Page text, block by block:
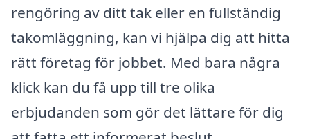
rengöring av ditt tak eller en fullständig
takomläggning, kan vi hjälpa dig att hitta
rätt företag för jobbet. Med bara några
klick kan du få upp till tre olika
erbjudanden som gör det lättare för dig